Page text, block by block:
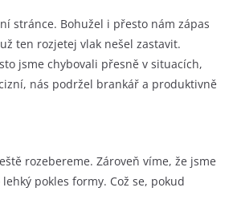
stránce. Bohužel i přesto nám zápas
ten rozjetej vlak nešel zastavit.
jsme chybovali přesně v situacích,
nás podržel brankář a produktivně
rozebereme. Zároveň víme, že jsme
pokles formy. Což se, pokud